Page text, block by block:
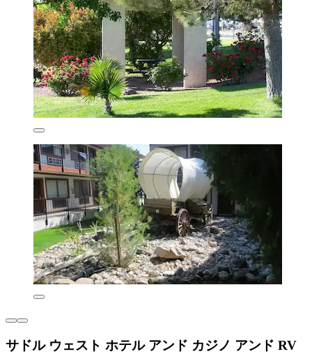
サドル ウェスト ホテル アンド カジノ アンド RV